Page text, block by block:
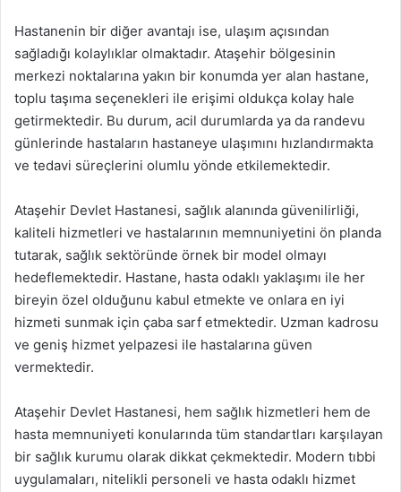
Hastanenin bir diğer avantajı ise, ulaşım açısından
sağladığı kolaylıklar olmaktadır. Ataşehir bölgesinin
merkezi noktalarına yakın bir konumda yer alan hastane,
toplu taşıma seçenekleri ile erişimi oldukça kolay hale
getirmektedir. Bu durum, acil durumlarda ya da randevu
günlerinde hastaların hastaneye ulaşımını hızlandırmakta
ve tedavi süreçlerini olumlu yönde etkilemektedir.
Ataşehir Devlet Hastanesi, sağlık alanında güvenilirliği,
kaliteli hizmetleri ve hastalarının memnuniyetini ön planda
tutarak, sağlık sektöründe örnek bir model olmayı
hedeflemektedir. Hastane, hasta odaklı yaklaşımı ile her
bireyin özel olduğunu kabul etmekte ve onlara en iyi
hizmeti sunmak için çaba sarf etmektedir. Uzman kadrosu
ve geniş hizmet yelpazesi ile hastalarına güven
vermektedir.
Ataşehir Devlet Hastanesi, hem sağlık hizmetleri hem de
hasta memnuniyeti konularında tüm standartları karşılayan
bir sağlık kurumu olarak dikkat çekmektedir. Modern tıbbi
uygulamaları, nitelikli personeli ve hasta odaklı hizmet